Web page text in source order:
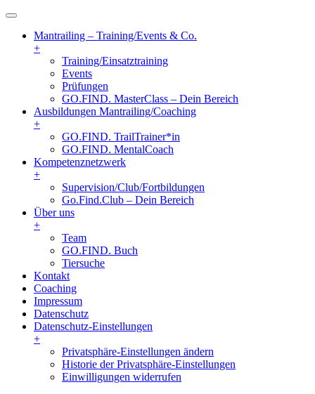
Mantrailing – Training/Events & Co.
+
Training/Einsatztraining
Events
Prüfungen
GO.FIND. MasterClass – Dein Bereich
Ausbildungen Mantrailing/Coaching
+
GO.FIND. TrailTrainer*in
GO.FIND. MentalCoach
Kompetenznetzwerk
+
Supervision/Club/Fortbildungen
Go.Find.Club – Dein Bereich
Über uns
+
Team
GO.FIND. Buch
Tiersuche
Kontakt
Coaching
Impressum
Datenschutz
Datenschutz-Einstellungen
+
Privatsphäre-Einstellungen ändern
Historie der Privatsphäre-Einstellungen
Einwilligungen widerrufen